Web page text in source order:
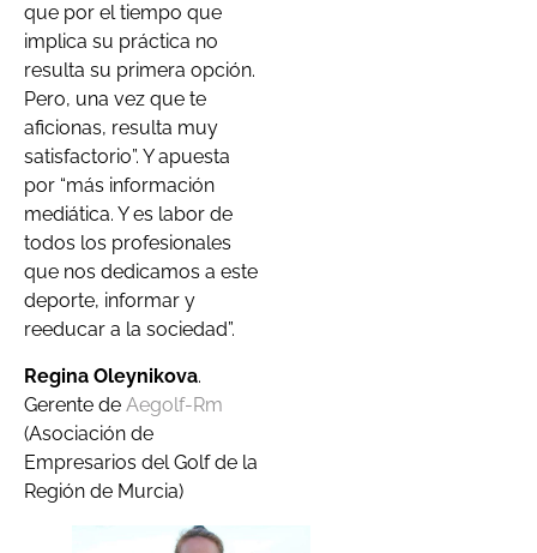
que por el tiempo que
implica su práctica no
resulta su primera opción.
Pero, una vez que te
aficionas, resulta muy
satisfactorio”. Y apuesta
por “más información
mediática. Y es labor de
todos los profesionales
que nos dedicamos a este
deporte, informar y
reeducar a la sociedad”.
Regina Oleynikova.
Gerente de Aegolf-Rm
(Asociación de
Empresarios del Golf de la
Región de Murcia)